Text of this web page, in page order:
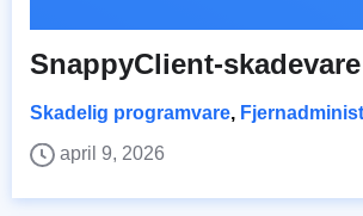
SnappyClient-skadevare
Skadelig programvare,
april 9, 2026